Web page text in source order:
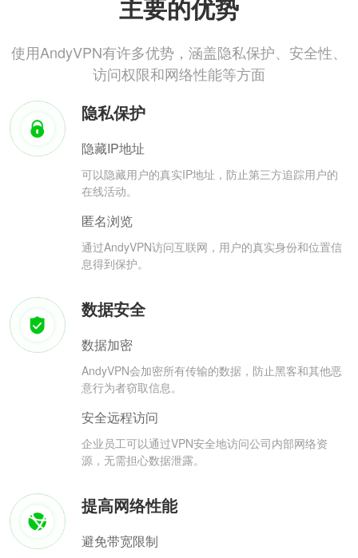
主要的优势
使用AndyVPN有许多优势，涵盖隐私保护、安全性、
访问权限和网络性能等方面
隐私保护
隐藏IP地址
可以隐藏用户的真实IP地址，防止第三方追踪用户的
在线活动。
匿名浏览
通过AndyVPN访问互联网，用户的真实身份和位置信
息得到保护。
数据安全
数据加密
AndyVPN会加密所有传输的数据，防止黑客和其他恶
意行为者窃取信息。
安全远程访问
企业员工可以通过VPN安全地访问公司内部网络资
源，无需担心数据泄露。
提高网络性能
避免带宽限制